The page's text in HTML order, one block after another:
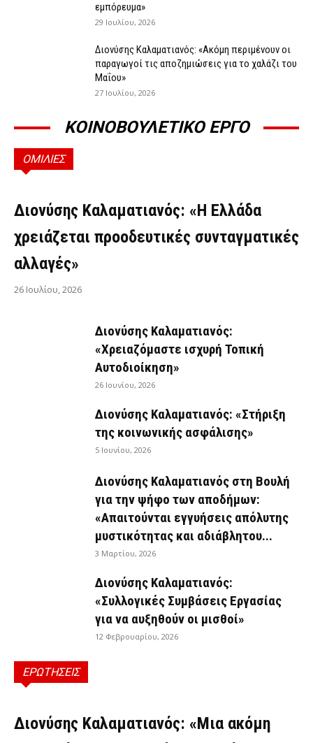
εμπόρευμα»
29 Ιουλίου, 2026
Διονύσης Καλαματιανός: «Ακόμη περιμένουν οι
παραγωγοί τις αποζημιώσεις για το χαλάζι του
Μαΐου»
27 Ιουλίου, 2026
ΚΟΙΝΟΒΟΥΛΕΤΙΚΟ ΕΡΓΟ
ΟΜΙΛΙΕΣ
ΟΜΙΛΊΕΣ
Διονύσης Καλαματιανός: «Η Ελλάδα
χρειάζεται προοδευτικές συνταγματικές
αλλαγές»
26 Ιουλίου, 2026
Διονύσης Καλαματιανός:
«Χρειαζόμαστε ισχυρή Τοπική
Αυτοδιοίκηση»
26 Ιουνίου, 2026
Διονύσης Καλαματιανός: «Στήριξη
της κοινωνικής ασφάλισης»
5 Ιουνίου, 2026
Διονύσης Καλαματιανός στη Βουλή
για την ψήφο των αποδήμων:
«Απαιτούνται εγγυήσεις απόλυτης
μυστικότητας και αδιάβλητου...
3 Μαρτίου, 2026
Διονύσης Καλαματιανός:
«Συλλογικές Συμβάσεις Εργασίας
για να αυξηθούν οι μισθοί»
12 Φεβρουαρίου, 2026
ΕΡΩΤΗΣΕΙΣ
ΕΡΩΤΉΣΕΙΣ
Διονύσης Καλαματιανός: «Μια ακόμη